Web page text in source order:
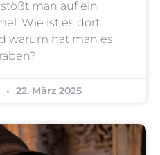
man auf ein
Wie ist es dort
warum hat man es
22. März 2025